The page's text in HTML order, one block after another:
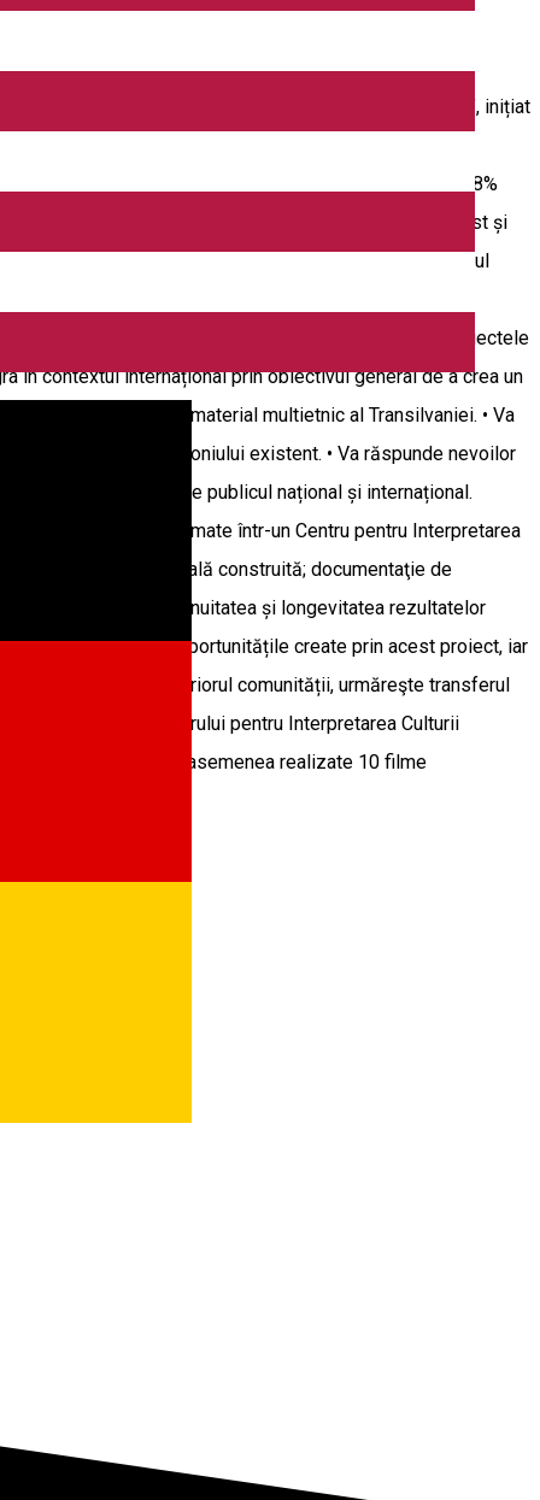
- Reabilitarea și refuncţionalizarea incintei fortificate”, inițiat
cadrul Programului PA16/RO12, Conservarea și
al proiectului este de 7.643.499,61 lei, din care 89,58%
proiect anterior implementat de Mihai Eminescu Trust și
– analiză a peisajului și patrimoniului), realizată în cadrul
element al patrimoniului cultural local. Au fost de
Pe baza experienței acumulată de către MET prin proiectele
în contextul internațional prin obiectivul general de a crea un
cultural material și imaterial multietnic al Transilvaniei. • Va
comunitate a patrimoniului existent. • Va răspunde nevoilor
din Transilvania către publicul național și internațional.
care vor fi transformate într-un Centru pentru Interpretarea
arheologie medievală construită; documentaţie de
succesul, continuitatea și longevitatea rezultatelor
cu privire la oportunitățile create prin acest proiect, iar
le desfășoară în interiorul comunității, urmăreşte transferul
proiectului şi a Centrului pentru Interpretarea Culturii
în zonă. Vor fi de asemenea realizate 10 filme